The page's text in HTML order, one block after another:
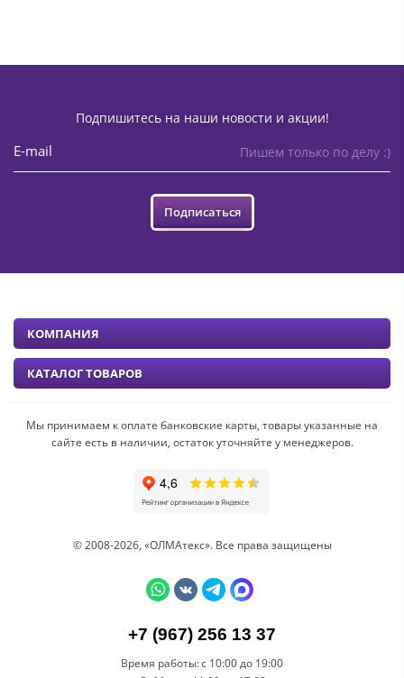
Подпишитесь на наши новости и акции!
Пишем только по делу :)
Подписаться
Мы принимаем к оплате банковские карты, товары указанные на
сайте есть в наличии, остаток уточняйте у менеджеров.
© 2008-2026, «ОЛМАтекс». Все права защищены
КОМПАНИЯ
КАТАЛОГ ТОВАРОВ
+7 (967) 256 13 37
Время работы:с 10:00 до 19:00